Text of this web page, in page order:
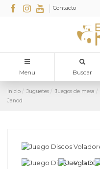
Contacto
Menu Buscar
Inicio Juguetes Juegos de mesa
Janod